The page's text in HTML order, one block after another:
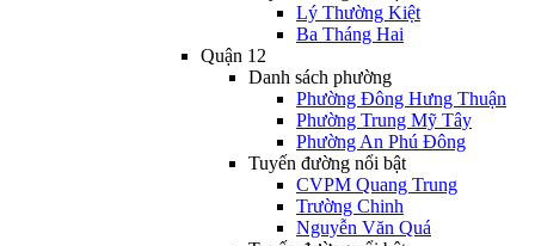
Lý Thường Kiệt
Ba Tháng Hai
Quận 12
Danh sách phường
Phường Đông Hưng Thuận
Phường Trung Mỹ Tây
Phường An Phú Đông
Tuyến đường nổi bật
CVPM Quang Trung
Trường Chinh
Nguyễn Văn Quá